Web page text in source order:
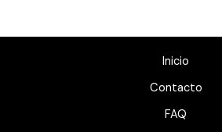
Inicio
Contacto
FAQ